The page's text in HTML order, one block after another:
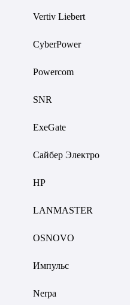
Vertiv Liebert
CyberPower
Powercom
SNR
ExeGate
Сайбер Электро
HP
LANMASTER
OSNOVO
Импульс
Nerpa